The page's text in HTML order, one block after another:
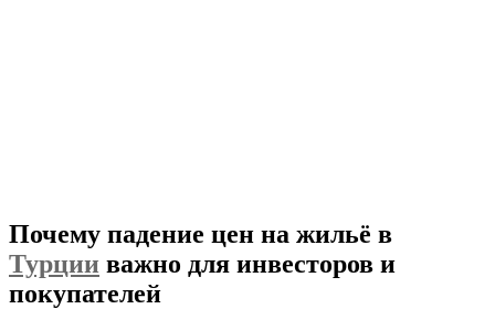
Почему падение цен на жильё в
Турции важно для инвесторов и
покупателей